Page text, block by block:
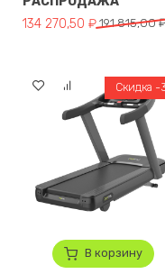
191 815,00
Первоначальная цена
134 270,50 ₽
Текущая цена: 134
В корзину
Скидка -